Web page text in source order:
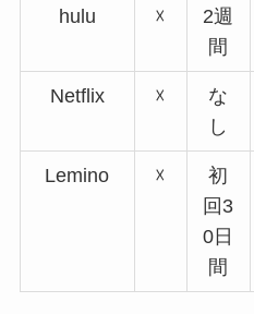
hulu ☓
2週
間
Netflix ☓
な
し
Lemino ☓
初
回3
0日
間